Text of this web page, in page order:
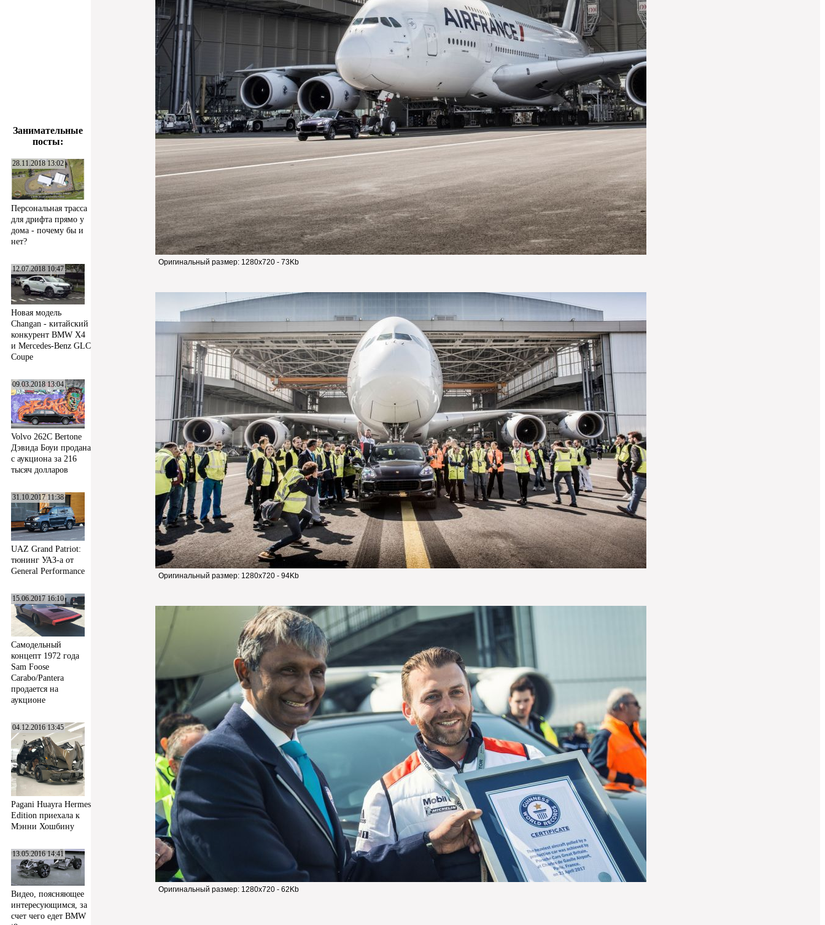
Занимательные
посты:
28.11.2018 13:02
Персональная трасса
для дрифта прямо у
дома - почему бы и
нет?
12.07.2018 10:47
Новая модель
Changan - китайский
конкурент BMW X4
и Mercedes-Benz GLC
Coupe
09.03.2018 13:04
Volvo 262C Bertone
Дэвида Боуи продана
с аукциона за 216
тысяч долларов
31.10.2017 11:38
UAZ Grand Patriot:
тюнинг УАЗ-а от
General Performance
15.06.2017 16:10
Самодельный
концепт 1972 года
Sam Foose
Carabo/Pantera
продается на
аукционе
04.12.2016 13:45
Pagani Huayra Hermes
Edition приехала к
Мэнни Хошбину
13.05.2016 14:41
Видео, поясняющее
интересующимся, за
счет чего едет BMW
Оригинальный размер: 1280x720 - 73Kb
Оригинальный размер: 1280x720 - 94Kb
Оригинальный размер: 1280x720 - 62Kb